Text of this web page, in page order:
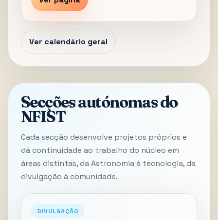
Ver calendário geral
Secções autónomas do
NFIST
Cada secção desenvolve projetos próprios e
dá continuidade ao trabalho do núcleo em
áreas distintas, da Astronomia à tecnologia, da
divulgação à comunidade.
DIVULGAÇÃO